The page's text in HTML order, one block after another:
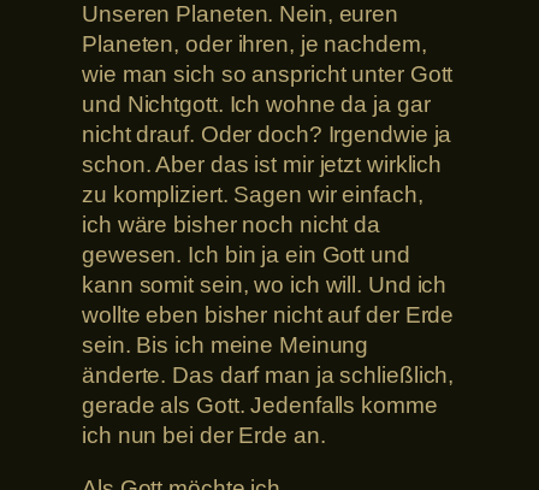
Unseren Planeten. Nein, euren
Planeten, oder ihren, je nachdem,
wie man sich so anspricht unter Gott
und Nichtgott. Ich wohne da ja gar
nicht drauf. Oder doch? Irgendwie ja
schon. Aber das ist mir jetzt wirklich
zu kompliziert. Sagen wir einfach,
ich wäre bisher noch nicht da
gewesen. Ich bin ja ein Gott und
kann somit sein, wo ich will. Und ich
wollte eben bisher nicht auf der Erde
sein. Bis ich meine Meinung
änderte. Das darf man ja schließlich,
gerade als Gott. Jedenfalls komme
ich nun bei der Erde an.